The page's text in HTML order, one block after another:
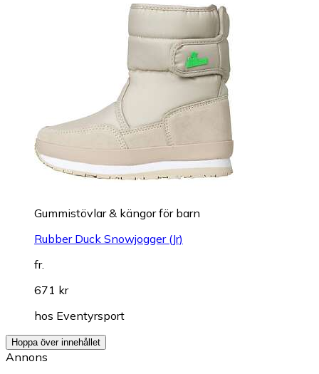
Gummistövlar & kängor för barn
Rubber Duck Snowjogger (Jr)
fr.
671 kr
hos Eventyrsport
Hoppa över innehållet
Annons